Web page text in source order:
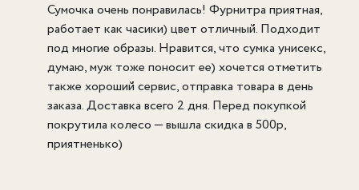
Сумочка очень понравилась! Фурнитра приятная,
работает как часики) цвет отличный. Подходит
под многие образы. Нравится, что сумка унисекс,
думаю, муж тоже поносит ее) хочется отметить
также хороший сервис, отправка товара в день
заказа. Доставка всего 2 дня. Перед покупкой
покрутила колесо — вышла скидка в 500р,
приятненько)